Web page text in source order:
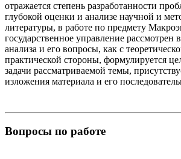
отражается степень разработанности
глубокой оценки и анализе научной и
литературы, в работе по предмету
государственное управление рассмотрен
анализа и его вопросы, как с
практической стороны, формулируется
задачи рассматриваемой темы,
изложения материала и его
Вопросы по работе